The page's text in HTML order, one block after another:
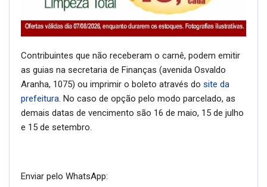
Contribuintes que não receberam o carnê, podem emitir
as guias na secretaria de Finanças (avenida Osvaldo
Aranha, 1075) ou imprimir o boleto através do site da
prefeitura. No caso de opção pelo modo parcelado, as
demais datas de vencimento são 16 de maio, 15 de julho
e 15 de setembro.
Enviar pelo WhatsApp: